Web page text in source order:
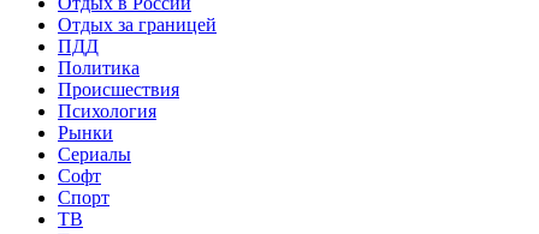
Отдых за границей
ПДД
Политика
Происшествия
Психология
Рынки
Сериалы
Софт
Спорт
ТВ